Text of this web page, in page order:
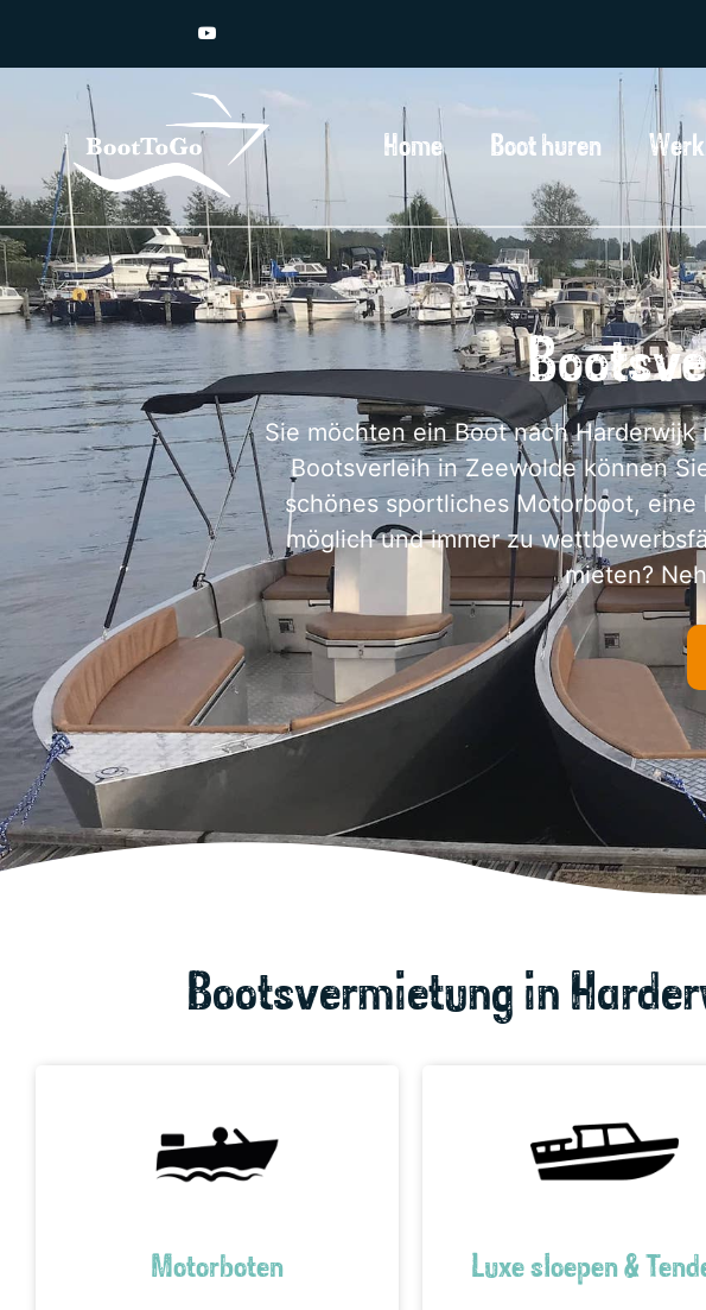
Home Boot huren
Sie möchten ein Boot nach
Bootsverleih in Zeewolde können
schönes sportliches Motorboot,
möglich und immer zu
mieten?
Bootsvermietung in
Motorboten Luxe sloepen &